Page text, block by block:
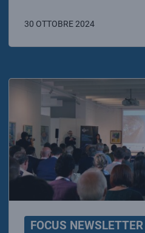
30 OTTOBRE 2024
FOCUS